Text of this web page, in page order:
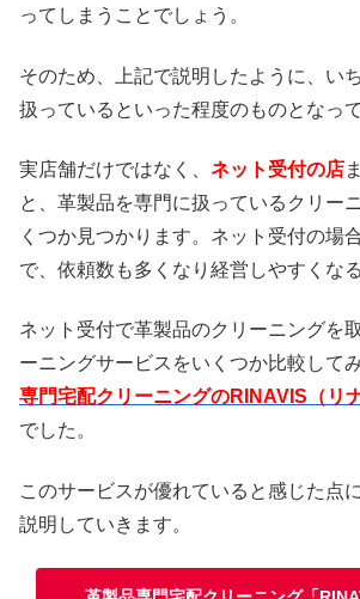
ってしまうことでしょう。
そのため、上記で説明したように、い
扱っているといった程度のものとなっ
実店舗だけではなく、 ネット受付の店
と、革製品を専門に扱っているクリー
くつか見つかります。ネット受付の場
で、依頼数も多くなり経営しやすくな
ネット受付で革製品のクリーニングを
ーニングサービスをいくつか比較して
専門宅配クリーニングのRINAVIS（リ
でした。
このサービスが優れていると感じた点
説明していきます。